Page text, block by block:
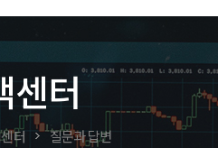
센터
터 질문과 답변